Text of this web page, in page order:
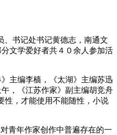
、书记处书记黄德志，南通文
文学爱好者共４０余人参加活
主编李樯，《太湖》主编苏迅
午，《江苏作家》副主编胡竞舟
性，才能使用不能随性，小说
青年作家创作中普遍存在的一